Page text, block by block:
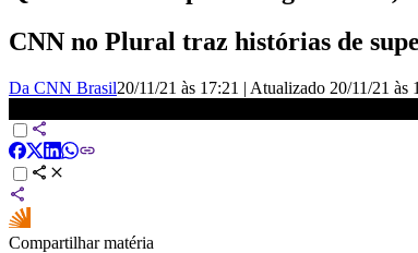
CNN no Plural traz histórias de
Da CNN Brasil20/11/21 às 17:21 | Atualizado 20/11/21 às
Compartilhar matéria